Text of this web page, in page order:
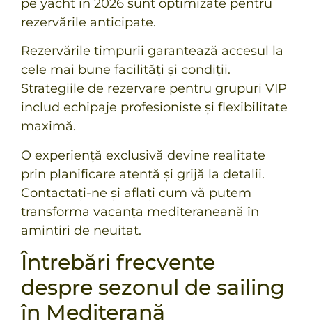
pe yacht în 2026 sunt optimizate pentru
rezervările anticipate.
Rezervările timpurii garantează accesul la
cele mai bune facilități și condiții.
Strategiile de rezervare pentru grupuri VIP
includ echipaje profesioniste și flexibilitate
maximă.
O experiență exclusivă devine realitate
prin planificare atentă și grijă la detalii.
Contactați-ne și aflați cum vă putem
transforma vacanța mediteraneană în
amintiri de neuitat.
Întrebări frecvente
despre sezonul de sailing
în Mediterană